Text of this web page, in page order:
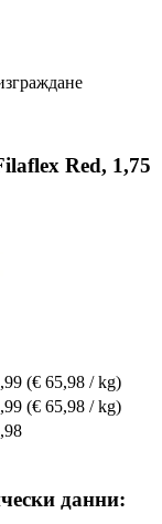
Red, 1,75
(€ 65,98 / kg)
(€ 65,98 / kg)
данни: